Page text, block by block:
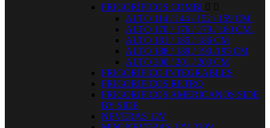
FRIGORÍFICOS COMBI  
ALTO 114 / 144 / 152 / 159 CM.
ALTO 170 / 176 / 179 / 180 CM.
ALTO 181 / 185 / 186 CM
ALTO 188 / 189 / 190 /195 CM
ALTO 200 / 201 / 203 CM
FRIGORÍFICO INTEGRABLES
FRIGORIFICOS RETRO
FRIGORIFICOS AMERICANOS SIDE
BY SIDE
NEVERAS 12V